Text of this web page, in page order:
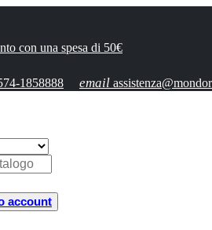
con una spesa di 50€
1858888 email
account